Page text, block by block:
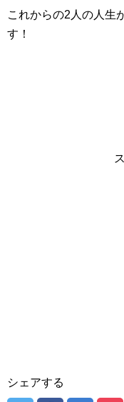
これからの2人の人生
す！
シェアする